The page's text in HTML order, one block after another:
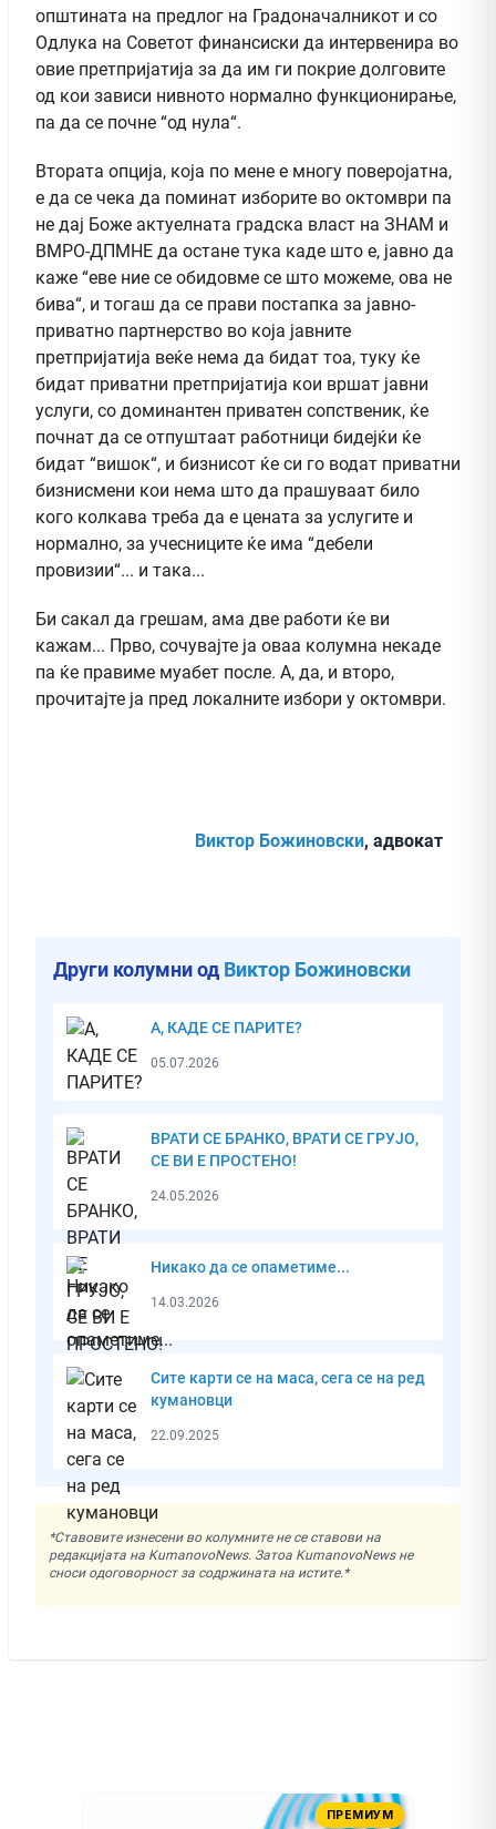
општината на предлог на Градоначалникот и со
Одлука на Советот финансиски да интервенира во
овие претпријатија за да им ги покрие долговите
од кои зависи нивното нормално функционирање,
па да се почне “од нула“.
Втората опција, која по мене е многу поверојатна,
е да се чека да поминат изборите во октомври па
не дај Боже актуелната градска власт на ЗНАМ и
ВМРО-ДПМНЕ да остане тука каде што е, јавно да
каже “еве ние се обидовме се што можеме, ова не
бива“, и тогаш да се прави постапка за јавно-
приватно партнерство во која јавните
претпријатија веќе нема да бидат тоа, туку ќе
бидат приватни претпријатија кои вршат јавни
услуги, со доминантен приватен сопственик, ќе
почнат да се отпуштаат работници бидејќи ќе
бидат “вишок“, и бизнисот ќе си го водат приватни
бизнисмени кои нема што да прашуваат било
кого колкава треба да е цената за услугите и
нормално, за учесниците ќе има “дебели
провизии“... и така...
Би сакал да грешам, ама две работи ќе ви
кажам... Прво, сочувајте ја оваа колумна некаде
па ќе правиме муабет после. А, да, и второ,
прочитајте ја пред локалните избори у октомври.
Виктор Божиновски, адвокат
Други колумни од Виктор Божиновски
А, КАДЕ СЕ ПАРИТЕ?
05.07.2026
ВРАТИ СЕ БРАНКО, ВРАТИ СЕ ГРУЈО,
СЕ ВИ Е ПРОСТЕНО!
24.05.2026
Никако да се опаметиме...
14.03.2026
Сите карти се на маса, сега се на ред
кумановци
22.09.2025
*Ставовите изнесени во колумните не се ставови на
редакцијата на KumanovoNews. Затоа KumanovoNews не
сноси одоговорност за содржината на истите.*
ПРЕМИУМ